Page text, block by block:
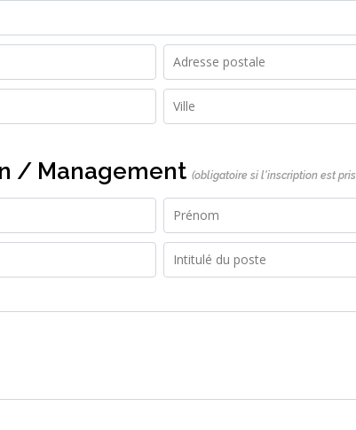
/ Management (obligatoire si l'inscription est